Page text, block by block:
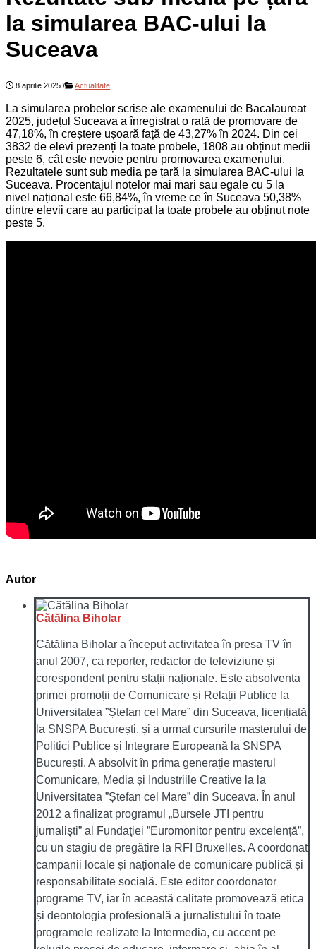
la simularea BAC-ului la
Suceava
8 aprilie 2025 / Actualitate
La simularea probelor scrise ale examenului de Bacalaureat
2025, județul Suceava a înregistrat o rată de promovare de
47,18%, în creștere ușoară față de 43,27% în 2024. Din cei
3832 de elevi prezenți la toate probele, 1808 au obținut medii
peste 6, cât este nevoie pentru promovarea examenului.
Rezultatele sunt sub media pe țară la simularea BAC-ului la
Suceava. Procentajul notelor mai mari sau egale cu 5 la
nivel național este 66,84%, în vreme ce în Suceava 50,38%
dintre elevii care au participat la toate probele au obținut note
peste 5.
Autor
Cătălina Biholar
Cătălina Biholar a început activitatea în presa TV în
anul 2007, ca reporter, redactor de televiziune și
corespondent pentru stații naționale. Este absolventa
primei promoții de Comunicare și Relații Publice la
Universitatea ”Ștefan cel Mare” din Suceava, licențiată
la SNSPA București, și a urmat cursurile masterului de
Politici Publice și Integrare Europeană la SNSPA
București. A absolvit în prima generație masterul
Comunicare, Media și Industriile Creative la la
Universitatea ”Ștefan cel Mare” din Suceava. În anul
2012 a finalizat programul „Bursele JTI pentru
jurnalişti” al Fundaţiei ”Euromonitor pentru excelență”,
cu un stagiu de pregătire la RFI Bruxelles. A coordonat
campanii locale și naționale de comunicare publică și
responsabilitate socială. Este editor coordonator
programe TV, iar în această calitate promovează etica
și deontologia profesională a jurnalistului în toate
programele realizate la Intermedia, cu accent pe